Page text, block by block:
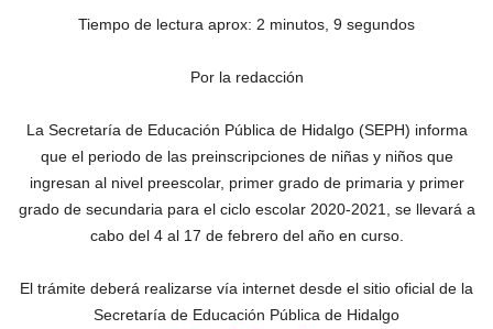
Tiempo de lectura aprox: 2 minutos, 9 segundos
Por la redacción
La Secretaría de Educación Pública de Hidalgo (SEPH) informa
que el periodo de las preinscripciones de niñas y niños que
ingresan al nivel preescolar, primer grado de primaria y primer
grado de secundaria para el ciclo escolar 2020-2021, se llevará a
cabo del 4 al 17 de febrero del año en curso.
El trámite deberá realizarse vía internet desde el sitio oficial de la
Secretaría de Educación Pública de Hidalgo